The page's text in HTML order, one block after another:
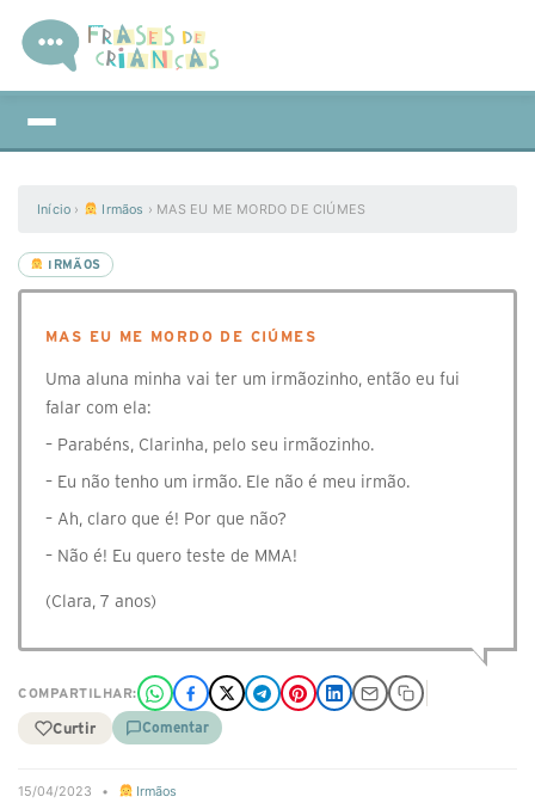
Início › Irmãos › MAS EU ME MORDO DE CIÚMES
IRMÃOS
MAS EU ME MORDO DE CIÚMES
Uma aluna minha vai ter um irmãozinho, então eu fui
falar com ela:
– Parabéns, Clarinha, pelo seu irmãozinho.
– Eu não tenho um irmão. Ele não é meu irmão.
– Ah, claro que é! Por que não?
– Não é! Eu quero teste de MMA!
(Clara, 7 anos)
COMPARTILHAR:
Curtir Comentar
15/04/2023 • Irmãos